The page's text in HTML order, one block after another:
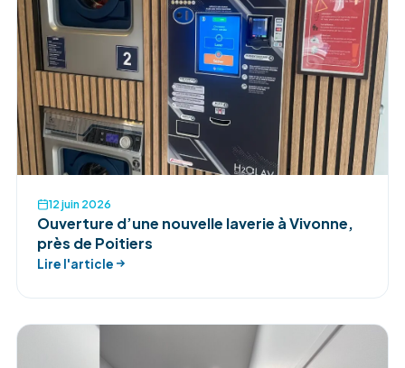
12 juin 2026
Ouverture d’une nouvelle laverie à Vivonne,
près de Poitiers
Lire l'article